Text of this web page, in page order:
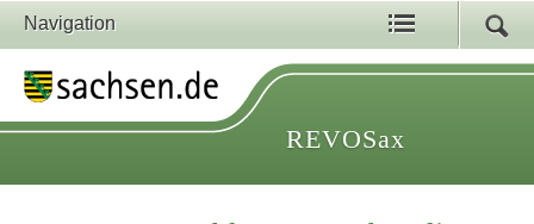
Navigation
REVOSax